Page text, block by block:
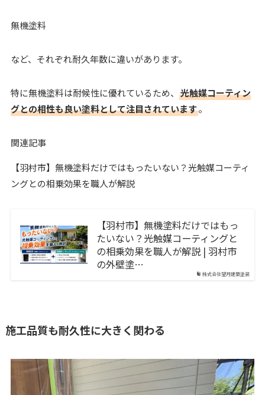
無機塗料
など、それぞれ耐久年数に違いがあります。
特に無機塗料は耐候性に優れているため、 光触媒コーティン
グとの相性も良い塗料として注目されています。
関連記事
【羽村市】無機塗料だけではもったいない？光触媒コーティ
ングとの相乗効果を職人が解説
株式会社望月建築塗装
【羽村市】無機塗料だけではもっ
たいない？光触媒コーティングと
の相乗効果を職人が解説 | 羽村市
の外壁塗…
施工品質も耐久性に大きく関わる